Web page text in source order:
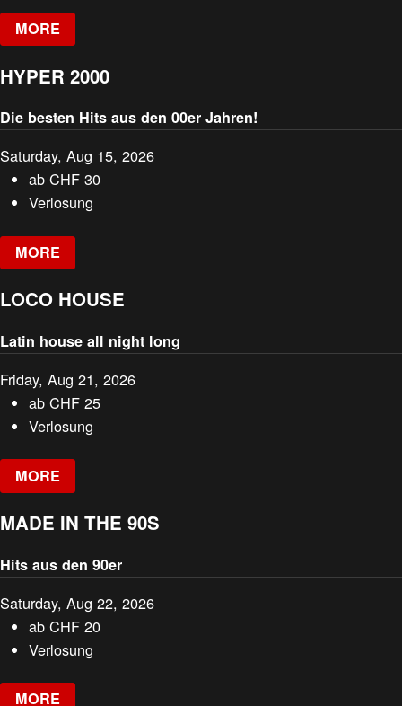
MORE
HYPER 2000
Die besten Hits aus den 00er Jahren!
Saturday, Aug 15, 2026
abCHF 30
Verlosung
MORE
LOCO HOUSE
Latin house all night long
Friday, Aug 21, 2026
abCHF 25
Verlosung
MORE
MADE IN THE 90S
Hits aus den 90er
Saturday, Aug 22, 2026
abCHF 20
Verlosung
MORE